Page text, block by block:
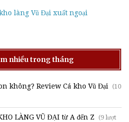
làng Vũ Đại xuất ngoại
nhiều trong tháng
không? Review Cá kho Vũ Đại (10
LÀNG VŨ ĐẠI từ A đến Z (9 lượt